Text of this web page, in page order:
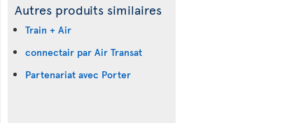
Autres produits similaires
Train + Air
connectair par Air Transat
Partenariat avec Porter